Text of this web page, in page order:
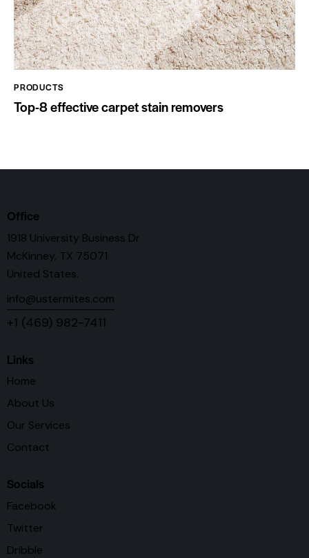
PRODUCTS
Top-8 effective carpet stain removers
Office
1918 University Business Dr
McKinney, TX 75071
United States.
info@ustermites.com
+1 (469) 982-7411
Links
Home
About Us
Our Services
Contact
Socials
Facebook
Twitter
Dribble